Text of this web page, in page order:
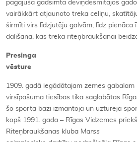
pagājušā gadsimta deviņdesmitajos
vairākkārt atjaunoto treka celiņu,
širmīti virs līdzjutēju galvām, līdz pienāca
dalīšana, kas treka riteņbraukšanai
Presinga
vēsture
1909. gadā iegādātajam zemes
virsīpašuma tiesības tika saglabātas
šo sporta bāzi izmantoja un uzturēja
kopš 1991. gada – Rīgas Vidzemes
Riteņbraukšanas kluba Marss